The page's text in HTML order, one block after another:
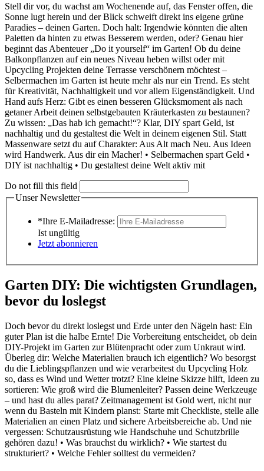
Stell dir vor, du wachst am Wochenende auf, das Fenster offen, die
Sonne lugt herein und der Blick schweift direkt ins eigene grüne
Paradies – deinen Garten. Doch halt: Irgendwie könnten die alten
Paletten da hinten zu etwas Besserem werden, oder? Genau hier
beginnt das Abenteuer „Do it yourself“ im Garten! Ob du deine
Balkonpflanzen auf ein neues Niveau heben willst oder mit
Upcycling Projekten deine Terrasse verschönern möchtest –
Selbermachen im Garten ist heute mehr als nur ein Trend. Es steht
für Kreativität, Nachhaltigkeit und vor allem Eigenständigkeit. Und
Hand aufs Herz: Gibt es einen besseren Glücksmoment als nach
getaner Arbeit deinen selbstgebauten Kräuterkasten zu bestaunen?
Zu wissen: „Das hab ich gemacht!“? Klar, DIY spart Geld, ist
nachhaltig und du gestaltest die Welt in deinem eigenen Stil. Statt
Massenware setzt du auf Charakter: Aus Alt mach Neu. Aus Ideen
wird Handwerk. Aus dir ein Macher! • Selbermachen spart Geld •
DIY ist nachhaltig • Du gestaltest deine Welt aktiv mit
Do not fill this field
Unser Newsletter
*Ihre E-Mailadresse:
Ist ungültig
Jetzt abonnieren
Garten DIY: Die wichtigsten Grundlagen,
bevor du loslegst
Doch bevor du direkt loslegst und Erde unter den Nägeln hast: Ein
guter Plan ist die halbe Ernte! Die Vorbereitung entscheidet, ob dein
DIY-Projekt im Garten zur Blütenpracht oder zum Unkraut wird.
Überleg dir: Welche Materialien brauch ich eigentlich? Wo besorgst
du die Lieblingspflanzen und wie verarbeitest du Upcycling Holz
so, dass es Wind und Wetter trotzt? Eine kleine Skizze hilft, Ideen zu
sortieren: Wie groß wird die Blumenleiter? Passen deine Werkzeuge
– und hast du alles parat? Zeitmanagement ist Gold wert, nicht nur
wenn du Basteln mit Kindern planst: Starte mit Checkliste, stelle alle
Materialien an einen Platz und sichere Arbeitsbereiche ab. Und nie
vergessen: Schutzausrüstung wie Handschuhe und Schutzbrille
gehören dazu! • Was brauchst du wirklich? • Wie startest du
strukturiert? • Welche Fehler solltest du vermeiden?